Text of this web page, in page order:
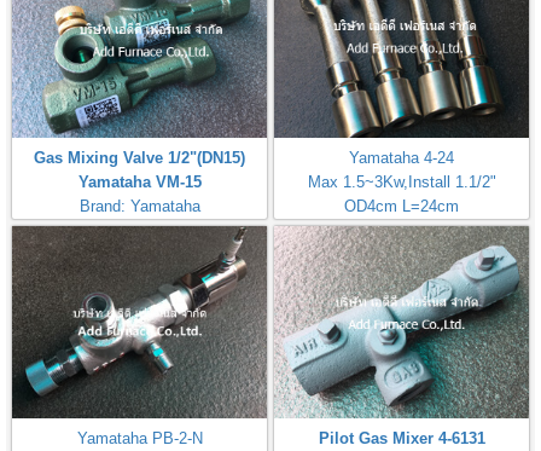
Gas Mixing Valve 1/2"(DN15)
Yamataha VM-15
Brand: Yamataha
Yamataha 4-24
Max 1.5~3Kw,Install 1.1/2"
OD4cm L=24cm
Inlet Gas Size 1/4"
Yamataha PB-2-N
Pilot Gas Mixer 4-6131